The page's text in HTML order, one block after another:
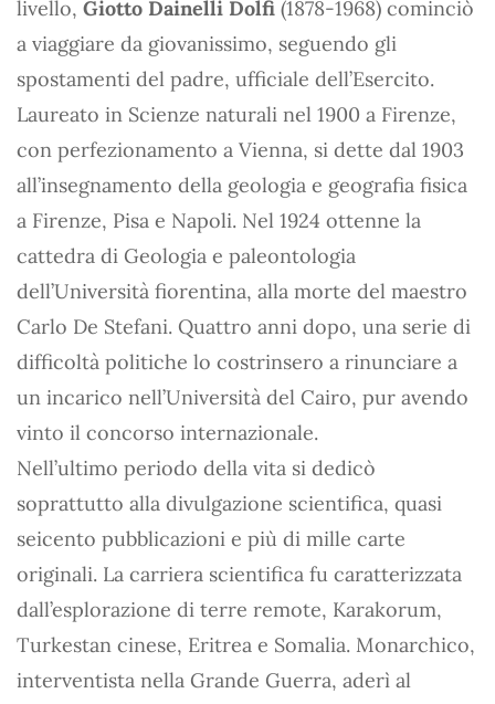
livello, Giotto Dainelli Dolfi (1878-1968) cominciò
a viaggiare da giovanissimo, seguendo gli
spostamenti del padre, ufficiale dell’Esercito.
Laureato in Scienze naturali nel 1900 a Firenze,
con perfezionamento a Vienna, si dette dal 1903
all’insegnamento della geologia e geografia fisica
a Firenze, Pisa e Napoli. Nel 1924 ottenne la
cattedra di Geologia e paleontologia
dell’Università fiorentina, alla morte del maestro
Carlo De Stefani. Quattro anni dopo, una serie di
difficoltà politiche lo costrinsero a rinunciare a
un incarico nell’Università del Cairo, pur avendo
vinto il concorso internazionale.
Nell’ultimo periodo della vita si dedicò
soprattutto alla divulgazione scientifica, quasi
seicento pubblicazioni e più di mille carte
originali. La carriera scientifica fu caratterizzata
dall’esplorazione di terre remote, Karakorum,
Turkestan cinese, Eritrea e Somalia. Monarchico,
interventista nella Grande Guerra, aderì al